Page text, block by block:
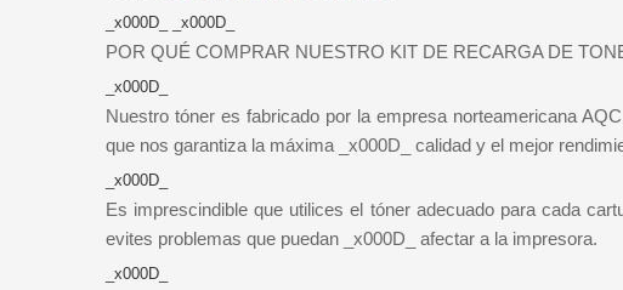
_x000D_ _x000D_
POR QUÉ COMPRAR NUESTRO KIT DE RECARGA DE
_x000D_
Nuestro tóner es fabricado por la empresa norteamericana
que nos garantiza la máxima _x000D_ calidad y el mejor
_x000D_
Es imprescindible que utilices el tóner adecuado para cada
evites problemas que puedan _x000D_ afectar a la impresora.
_x000D_